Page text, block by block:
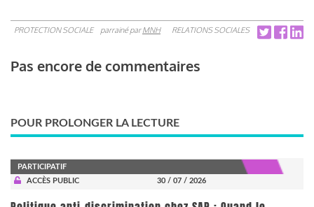
PROTECTION SOCIALE parrainé parMNH RELATIONS SOCIALES
Pas encore de commentaires
POUR PROLONGER LA LECTURE
PARTICIPATIF
ACCÈS PUBLIC
30 / 07 / 2026